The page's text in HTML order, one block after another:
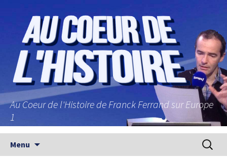
Au Coeur de l'Histoire de Franck Ferrand sur Europe
1
Menu